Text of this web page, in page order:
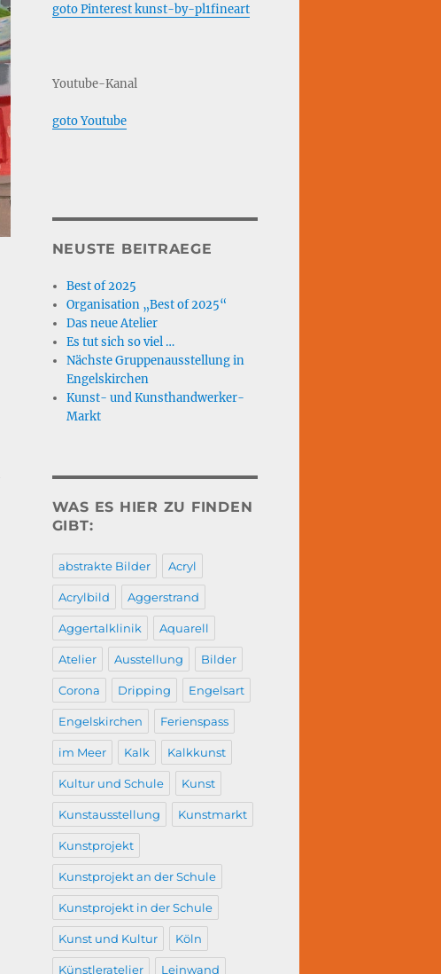
goto Pinterest kunst-by-pl1fineart
Youtube-Kanal
goto Youtube
NEUSTE BEITRAEGE
Best of 2025
Organisation „Best of 2025“
Das neue Atelier
Es tut sich so viel …
Nächste Gruppenausstellung in
Engelskirchen
Kunst- und Kunsthandwerker-
Markt
WAS ES HIER ZU FINDEN
GIBT:
abstrakte Bilder Acryl
Acrylbild Aggerstrand
Aggertalklinik Aquarell
Atelier Ausstellung Bilder
Corona Dripping Engelsart
Engelskirchen Ferienspass
im Meer Kalk Kalkkunst
Kultur und Schule Kunst
Kunstausstellung Kunstmarkt
Kunstprojekt
Kunstprojekt an der Schule
Kunstprojekt in der Schule
Kunst und Kultur Köln
Künstleratelier Leinwand